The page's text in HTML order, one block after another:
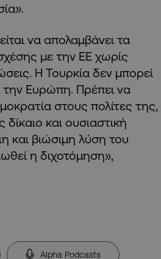
να απολαμβάνει τα
με την ΕΕ χωρίς
Η Τουρκία δεν μπορεί
την Ευρώπη. Πρέπει να
στους πολίτες της,
και ουσιαστική
και βιώσιμη λύση του
η διχοτόμηση»,
Alpha Podcasts